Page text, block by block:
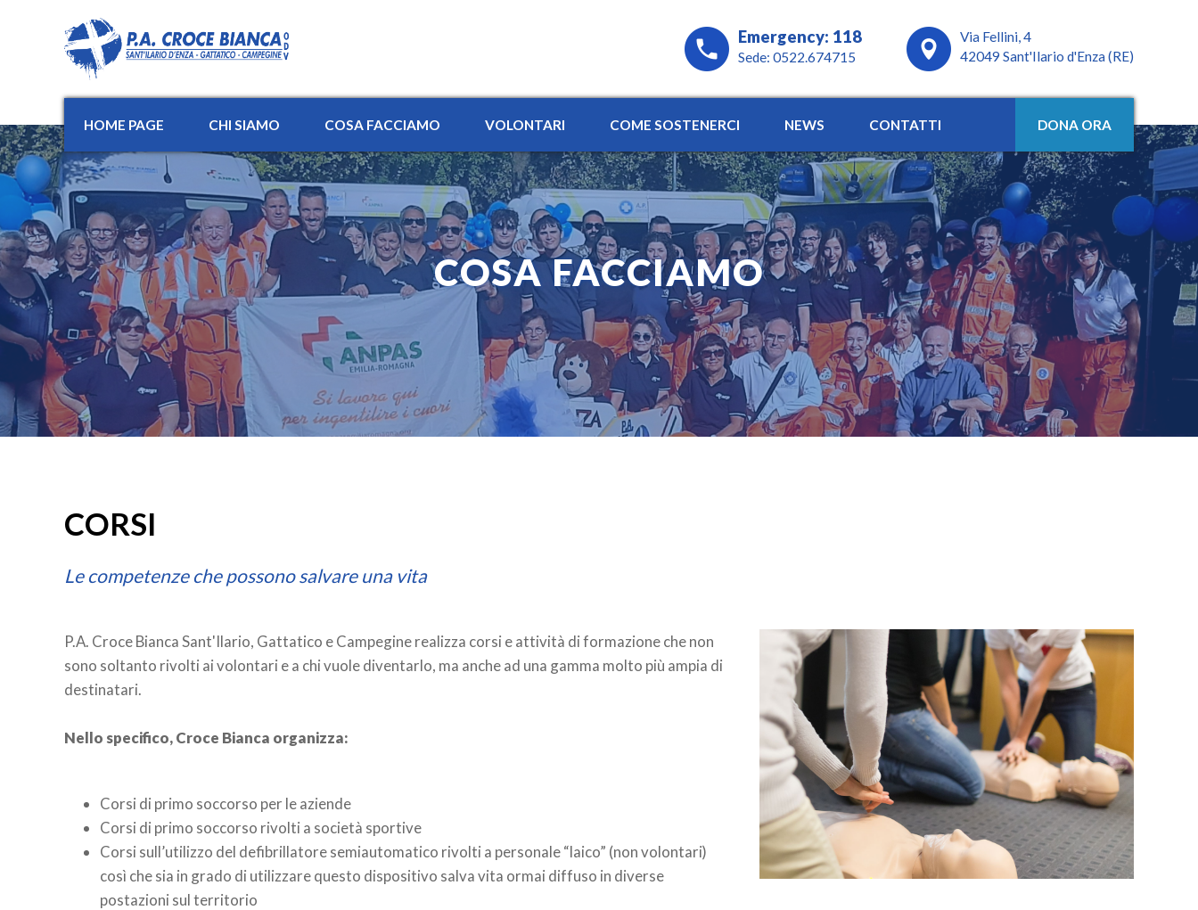
Emergency: 118
Sede: 0522.674715
Via Fellini, 4
42049 Sant'Ilario d'Enza (RE)
HOME PAGE CHI SIAMO COSA FACCIAMO VOLONTARI COME SOSTENERCI NEWS CONTATTI DONA ORA
COSA FACCIAMO
CORSI
Le competenze che possono salvare una vita
P.A. Croce Bianca Sant'Ilario, Gattatico e Campegine realizza corsi e attività di formazione che non
sono soltanto rivolti ai volontari e a chi vuole diventarlo, ma anche ad una gamma molto più ampia di
destinatari.
Nello specifico, Croce Bianca organizza:
Corsi di primo soccorso per le aziende
Corsi di primo soccorso rivolti a società sportive
Corsi sull’utilizzo del defibrillatore semiautomatico rivolti a personale “laico” (non volontari)
così che sia in grado di utilizzare questo dispositivo salva vita ormai diffuso in diverse
postazioni sul territorio